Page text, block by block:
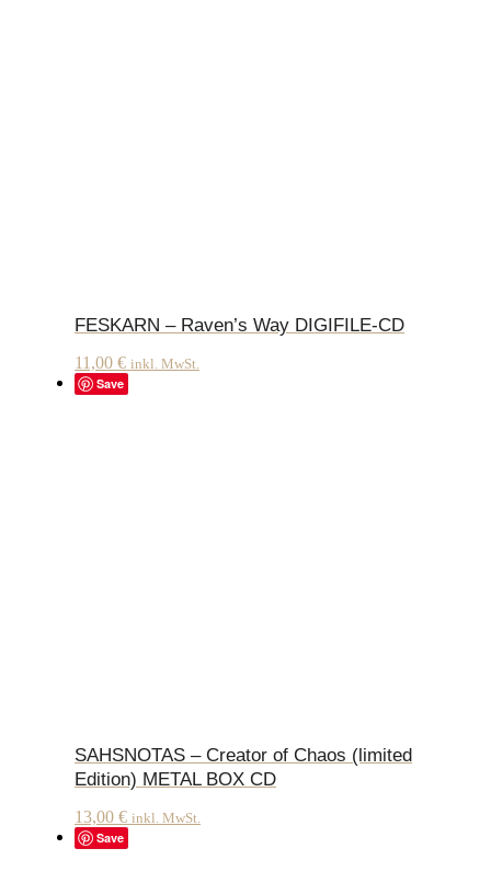
FESKARN – Raven’s Way DIGIFILE-CD
11,00 € inkl. MwSt.
Save
SAHSNOTAS – Creator of Chaos (limited
Edition) METAL BOX CD
13,00 € inkl. MwSt.
Save